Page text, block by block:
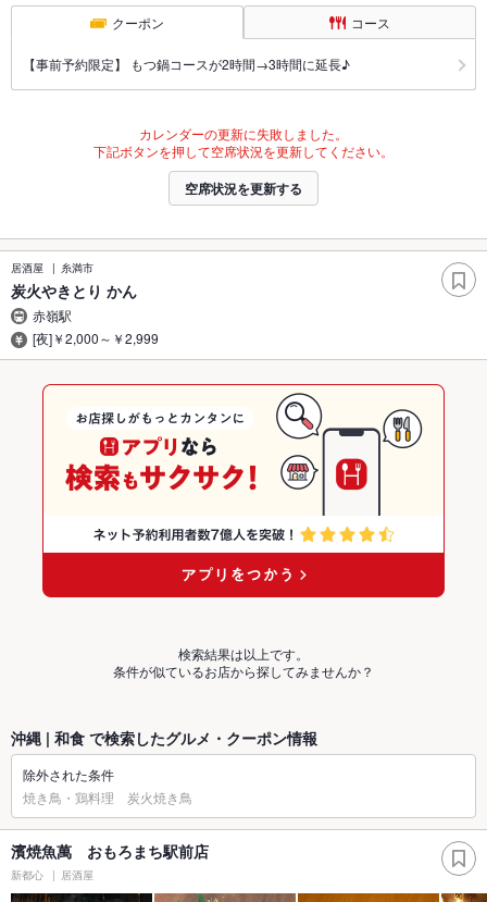
クーポン コース
【事前予約限定】 もつ鍋コースが2時間→3時間に延長♪
カレンダーの更新に失敗しました。
下記ボタンを押して空席状況を更新してください。
空席状況を更新する
居酒屋 糸満市
炭火やきとり かん
赤嶺駅
[夜]￥2,000～￥2,999
検索結果は以上です。
条件が似ているお店から探してみませんか？
沖縄 | 和食 で検索したグルメ・クーポン情報
除外された条件
焼き鳥・鶏料理 炭火焼き鳥
濱焼魚萬 おもろまち駅前店
新都心 居酒屋